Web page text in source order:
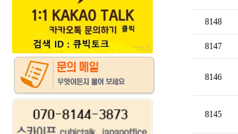
8148
8147
8146
8145